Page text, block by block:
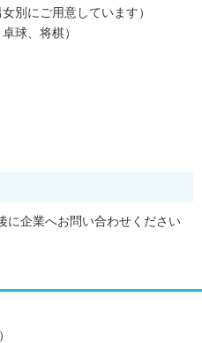
別にご用意しています）
球、将棋）
に企業へお問い合わせください